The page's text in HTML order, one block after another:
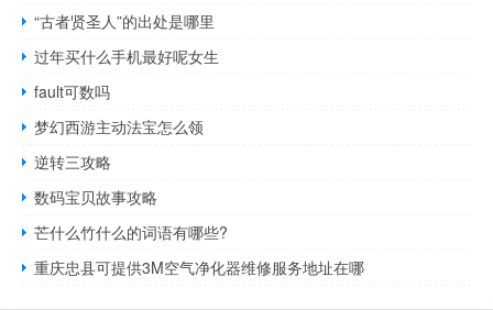
“古者贤圣人”的出处是哪里
过年买什么手机最好呢女生
fault可数吗
梦幻西游主动法宝怎么领
逆转三攻略
数码宝贝故事攻略
芒什么竹什么的词语有哪些?
重庆忠县可提供3M空气净化器维修服务地址在哪